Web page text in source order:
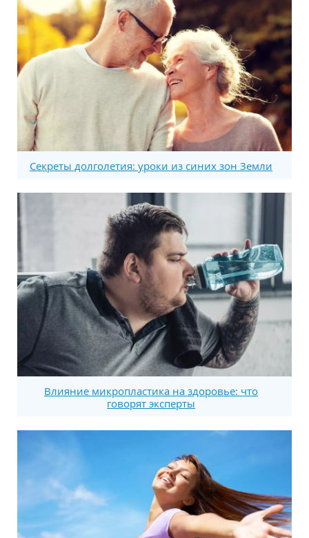
Секреты долголетия: уроки из синих зон Земли
Влияние микропластика на здоровье: что
говорят эксперты